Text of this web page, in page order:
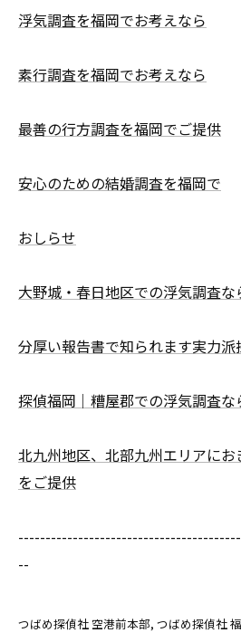
浮気調査を福岡でお考えなら
素行調査を福岡でお考えなら
最善の行方調査を福岡でご提供
安心のための結婚調査を福岡で
おしらせ
大野城・春日地区での浮気調査な
分厚い報告書で知られます実力派
探偵福岡｜糟屋郡での浮気調査な
北九州地区、北部九州エリアに
をご提供
--
つばめ探偵社 空港前本部 つばめ探偵社